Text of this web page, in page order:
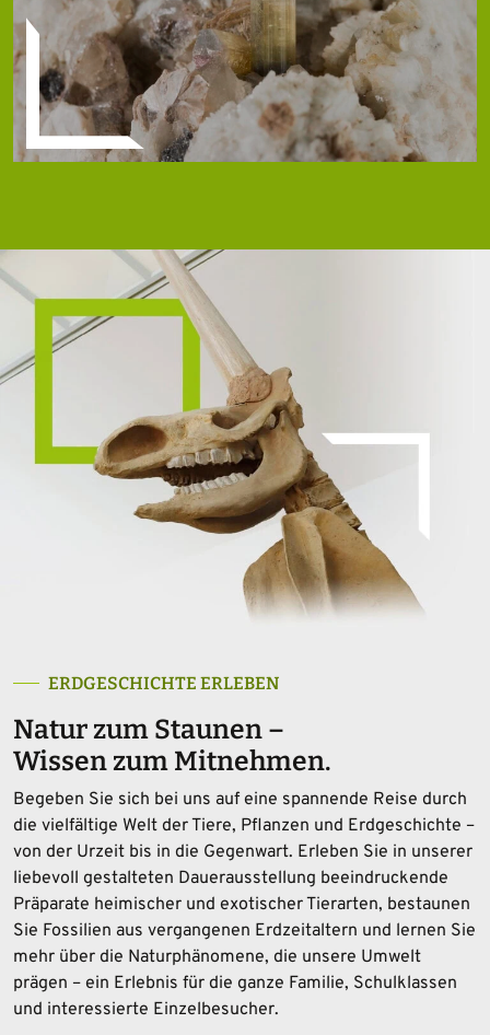
ERDGESCHICHTE ERLEBEN
Natur zum Staunen –
Wissen zum Mitnehmen.
Begeben Sie sich bei uns auf eine spannende Reise durch
die vielfältige Welt der Tiere, Pflanzen und Erdgeschichte –
von der Urzeit bis in die Gegenwart. Erleben Sie in unserer
liebevoll gestalteten Dauerausstellung beeindruckende
Präparate heimischer und exotischer Tierarten, bestaunen
Sie Fossilien aus vergangenen Erdzeitaltern und lernen Sie
mehr über die Naturphänomene, die unsere Umwelt
prägen – ein Erlebnis für die ganze Familie, Schulklassen
und interessierte Einzelbesucher.